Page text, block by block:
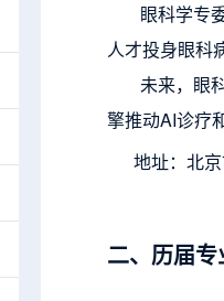
眼科学专
人才投身眼科
未来，眼
擎推动AI诊疗
地址： 北
二、历届